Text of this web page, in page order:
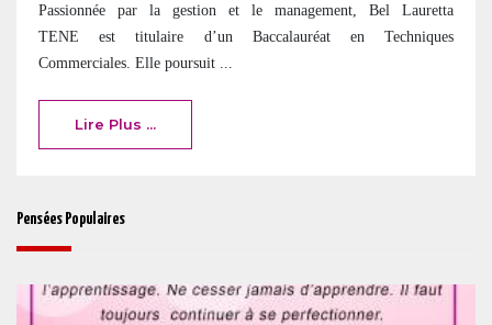
Passionnée par la gestion et le management, Bel Lauretta
TENE est titulaire d’un Baccalauréat en Techniques
Commerciales. Elle poursuit ...
Lire Plus ...
Pensées Populaires